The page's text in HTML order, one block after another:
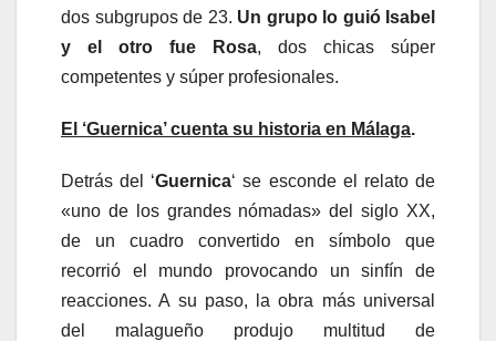
dos subgrupos de 23. Un grupo lo guió Isabel
y el otro fue Rosa, dos chicas súper
competentes y súper profesionales.
El ‘Guernica’ cuenta su historia en Málaga.
Detrás del ‘Guernica‘ se esconde el relato de
«uno de los grandes nómadas» del siglo XX,
de un cuadro convertido en símbolo que
recorrió el mundo provocando un sinfín de
reacciones. A su paso, la obra más universal
del malagueño produjo multitud de